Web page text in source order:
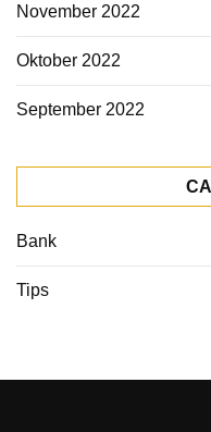
November 2022
Oktober 2022
September 2022
Bank
Tips